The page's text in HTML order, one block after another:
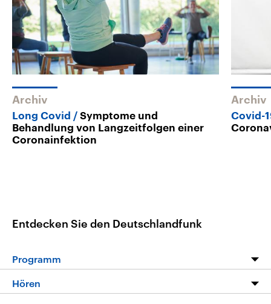
Archiv
Long Covid
Symptome und
Behandlung von Langzeitfolgen einer
Coronainfektion
Archiv
Covid-
Entdecken Sie den Deutschlandfunk
Programm
Hören